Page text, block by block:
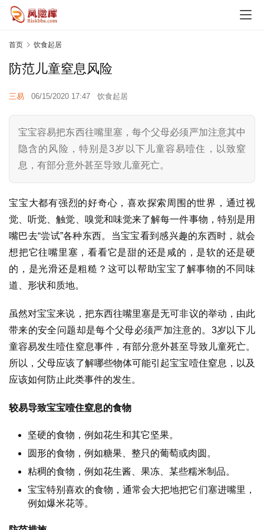
页
首页 饮食起居
防范儿童窒息风险
三易 06/15/2020 17:47 饮食起居
宝宝容易把东西往嘴里塞，每个父母必须严加注意其中
隐含的风险，特别是3岁以下儿童容易噎住，以致窒
息，有部分意外甚至导致儿童死亡。
宝宝大都有强烈的好奇心，喜欢探索周围的世界，通过视
觉、听觉、触觉、嗅觉和味觉来了解每一件事物，特别是用
嘴巴去“尝试”各种东西。当宝宝看到感兴趣的东西时，就会
想把它往嘴里塞，看看它是甜的还是咸的，是软的还是硬
的，是光滑还是粗糙？这可以帮助宝宝了解事物的不同味
道、形状和质地。
虽然对宝宝来说，把东西往嘴里塞是无可非议的举动，由此
带来的安全问题却是每个父母必须严加注意的。3岁以下儿
童容易发生噎住窒息事件，有部分意外甚至导致儿童死亡。
所以，父母应该了解哪些物体可能引起宝宝噎住窒息，以及
应该如何防止此类事件的发生。
较易导致宝宝噎住窒息的食物
坚硬的食物，例如花生和其它坚果。
圆形的食物，例如糖果、整只的葡萄或肉圆。
粘稠的食物，例如花生酱、果冻、某些糯米制品。
宝宝特别喜欢的食物，通常会大把地把它们塞进嘴里，
例如爆米花等。